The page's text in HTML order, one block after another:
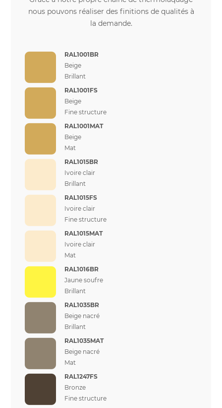
nous pouvons réaliser des finitions de qualités à
la demande.
RAL1001BR
Beige
Brillant
RAL1001FS
Beige
Fine structure
RAL1001MAT
Beige
Mat
RAL1015BR
Ivoire clair
Brillant
RAL1015FS
Ivoire clair
Fine structure
RAL1015MAT
Ivoire clair
Mat
RAL1016BR
Jaune soufre
Brillant
RAL1035BR
Beige nacré
Brillant
RAL1035MAT
Beige nacré
Mat
RAL1247FS
Bronze
Fine structure